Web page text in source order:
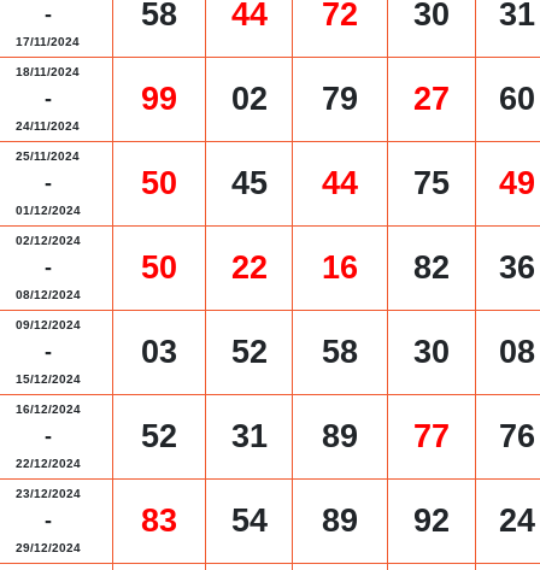
-
17/11/2024
58 44 72 30 31
18/11/2024
-
24/11/2024
99 02 79 27 60
25/11/2024
-
01/12/2024
50 45 44 75 49
02/12/2024
-
08/12/2024
50 22 16 82 36
09/12/2024
-
15/12/2024
03 52 58 30 08
16/12/2024
-
22/12/2024
52 31 89 77 76
23/12/2024
-
29/12/2024
83 54 89 92 24